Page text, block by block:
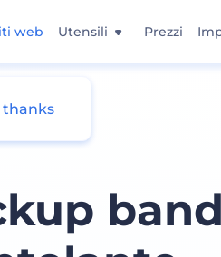
web Utensili Prezzi
thanks